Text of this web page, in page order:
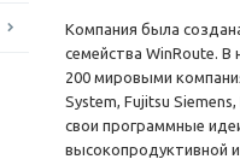
Компания была
семейства WinRoute.
200 мировыми
System, Fujitsu
свои программные
высокопродуктивной